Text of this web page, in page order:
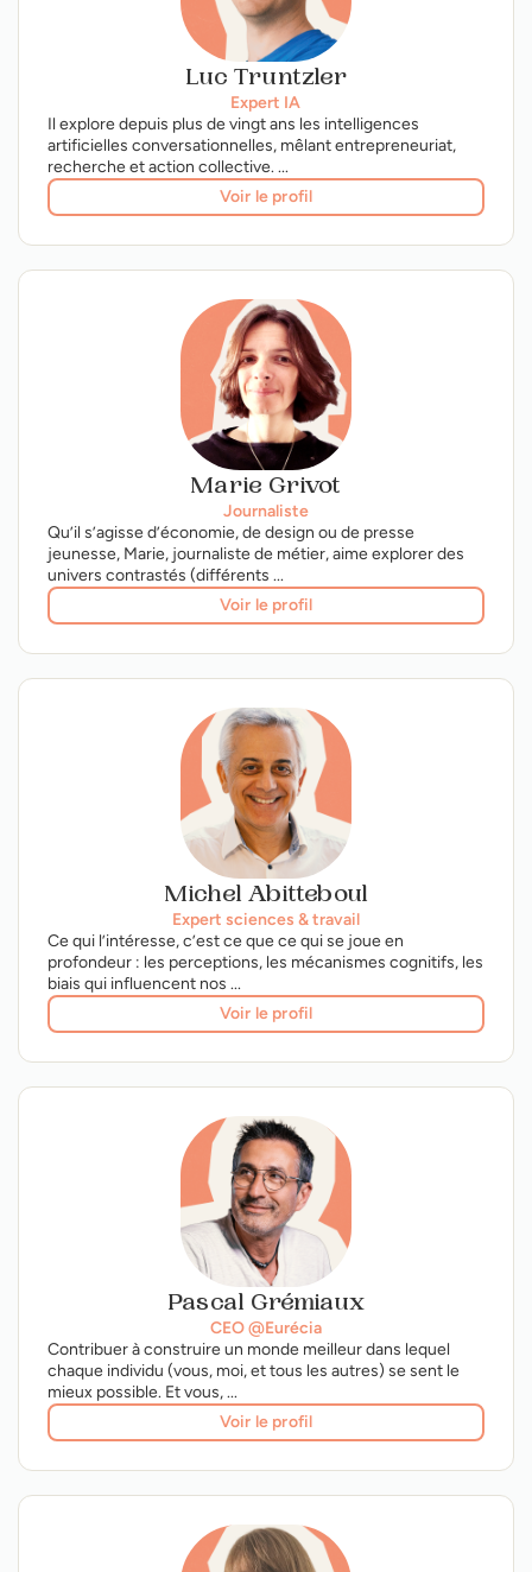
Luc Truntzler
Expert IA
Il explore depuis plus de vingt ans les intelligences
artificielles conversationnelles, mêlant entrepreneuriat,
recherche et action collective. ...
Voir le profil
Marie Grivot
Journaliste
Qu’il s’agisse d’économie, de design ou de presse
jeunesse, Marie, journaliste de métier, aime explorer des
univers contrastés (différents ...
Voir le profil
Michel Abitteboul
Expert sciences & travail
Ce qui l’intéresse, c’est ce que ce qui se joue en
profondeur : les perceptions, les mécanismes cognitifs, les
biais qui influencent nos ...
Voir le profil
Pascal Grémiaux
CEO @Eurécia
Contribuer à construire un monde meilleur dans lequel
chaque individu ​(vous, moi, et tous les autres) se sent le
mieux possible. Et vous, ...
Voir le profil